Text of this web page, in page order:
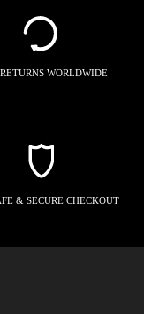
WORLDWIDE
& SECURE CHECKOUT